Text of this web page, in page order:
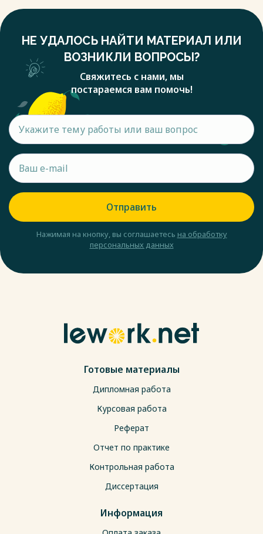
НЕ УДАЛОСЬ НАЙТИ МАТЕРИАЛ ИЛИ
ВОЗНИКЛИ ВОПРОСЫ?
Свяжитесь с нами, мы
постараемся вам помочь!
Отправить
Нажимая на кнопку, вы соглашаетесь на обработку
персональных данных
Готовые материалы
Дипломная работа
Курсовая работа
Реферат
Отчет по практике
Контрольная работа
Диссертация
Информация